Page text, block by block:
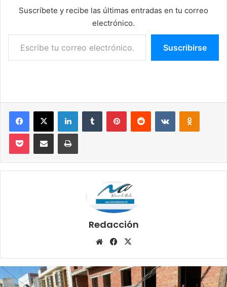
Suscríbete y recibe las últimas entradas en tu correo
electrónico.
Escribe tu correo electrónico…
Suscribirse
Redacción
Siti
we
b
Fa
bo
ok